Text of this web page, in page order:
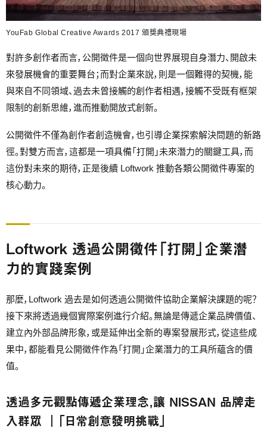
YouFab Global Creative Awards 2017 頒獎典禮現場
對許多創作者而言，公開徵件是一個向世界展現自身潛力、開啟未
來發展機會的重要舞台；而對企業來說，則是一個難得的契機，能
與來自不同領域、過去未曾接觸的創作者相遇，接觸不受既有框架
限制的創新思維，進而推動開放式創新。
公開徵件不僅為創作者創造機會，也引導企業探索解決問題的新路
徑。對雙方而言，這都是一項具備「打開」未來潛力的關鍵工具，而
這份對未來的期待，正是後續 Loftwork 推動各類公開徵件專案的
核心動力。
Loftwork 透過公開徵件「打開」企業潛
力的實踐案例
那麼，Loftwork 過去是如何透過公開徵件協助企業解決課題的呢？
接下來將透過幾個實際案例進行介紹。無論是傳遞企業品牌價值、
建立內外部品牌形象，或是延伸出全新的專案發展形式，從這些成
果中，都能看見公開徵件作為「打開」企業潛力的工具所蘊含的價
值。
透過多元觀點傳遞企業理念，讓 NISSAN 品牌走
入群眾 ｜「日常創意發明挑戰」